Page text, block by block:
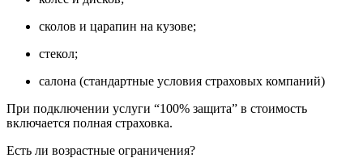
сколов и царапин на кузове;
стекол;
салона (стандартные условия страховых компаний)
При подключении услуги “100% защита” в стоимость
включается полная страховка.
Есть ли возрастные ограничения?